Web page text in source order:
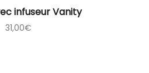
infuseur Vanity
31,00€